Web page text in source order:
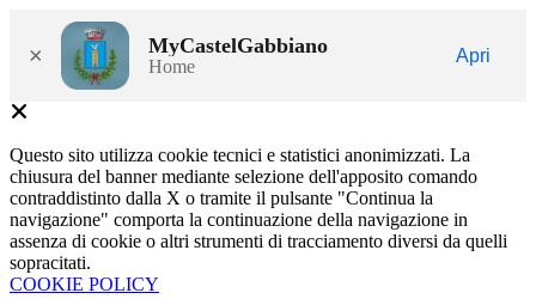
× MyCastelGabbiano
Home
Apri
Questo sito utilizza cookie tecnici e statistici anonimizzati. La
chiusura del banner mediante selezione dell'apposito comando
contraddistinto dalla X o tramite il pulsante "Continua la
navigazione" comporta la continuazione della navigazione in
assenza di cookie o altri strumenti di tracciamento diversi da quelli
sopracitati.
COOKIE POLICY